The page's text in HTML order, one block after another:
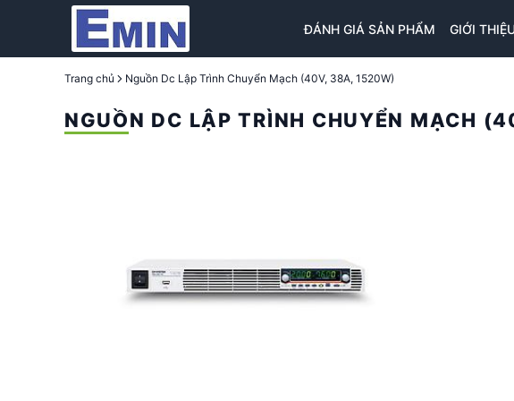
ĐÁNH GIÁ SẢN PHẨM GIỚI
Trang chủ Nguồn Dc Lập Trình Chuyển Mạch (40V, 38A, 1520W)
NGUỒN DC LẬP TRÌNH CHUYỂN MẠCH